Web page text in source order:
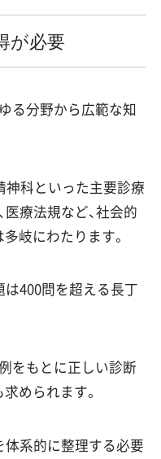
が必要
る分野から広範な知
神科といった主要診療
医療法規など、社会的
岐にわたります。
は400問を超える長丁
をもとに正しい診断
められます。
体系的に整理する必要